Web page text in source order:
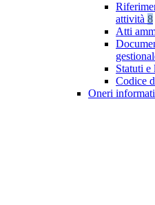
attività 8
Atti
Statuti e
Codice
Oneri